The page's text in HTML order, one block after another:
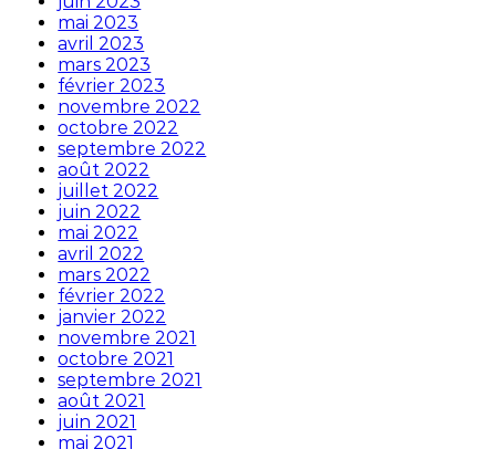
mai 2023
avril 2023
mars 2023
février 2023
novembre 2022
octobre 2022
septembre 2022
août 2022
juillet 2022
juin 2022
mai 2022
avril 2022
mars 2022
février 2022
janvier 2022
novembre 2021
octobre 2021
septembre 2021
août 2021
juin 2021
mai 2021